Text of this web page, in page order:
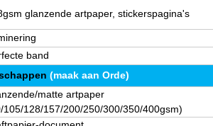
glanzende artpaper, stickerspagina's
band
(maak aan Orde)
matte artpaper
105/128/157/200/250/300/350/400gsm)